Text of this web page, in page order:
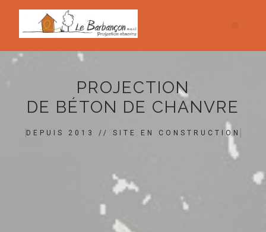
PROJECTION
DE BÉTON DE CHANVRE
DEPUIS 2013 // SITE EN CONSTRUCTION